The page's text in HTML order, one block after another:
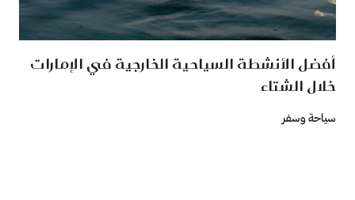
أفضل الأنشطة السياحية الخارجية في الإمارات
خلال الشتاء
سياحة وسفر